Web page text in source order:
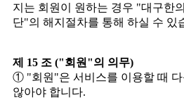
지는 회원이 원하는 경우 "대구한
단"의 해지절차를 통해 하실 수 있
제 15 조 ("회원"의 의무)
① "회원"은 서비스를 이용할 때 다
않아야 합니다.